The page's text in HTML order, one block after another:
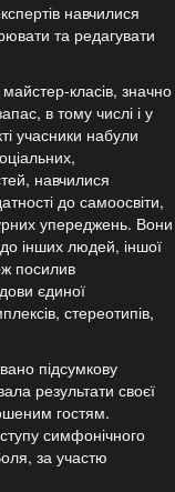
навчилися
та редагувати
класів, значно
в тому числі і у
учасники набули
навчилися
до самоосвіти,
упереджень. Вони
інших людей, іншої
посилив
єдиної
стереотипів,
підсумкову
результати своєї
гостям.
симфонічного
за участю